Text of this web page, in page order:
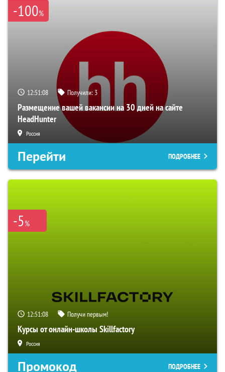
-100%
12:51:07 Получили: 3
Размещение вашей вакансии на 30 дней на сайте
HeadHunter
Россия
Перейти ПОДРОБНЕЕ
-5%
12:51:07 Получи первым!
Курсы от онлайн-школы Skillfactory
Россия
Промокод ПОДРОБНЕЕ